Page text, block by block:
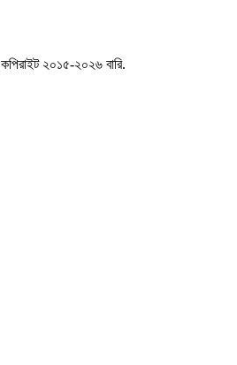
কপিরাইট ২০১৫-২০২৬ বারি.